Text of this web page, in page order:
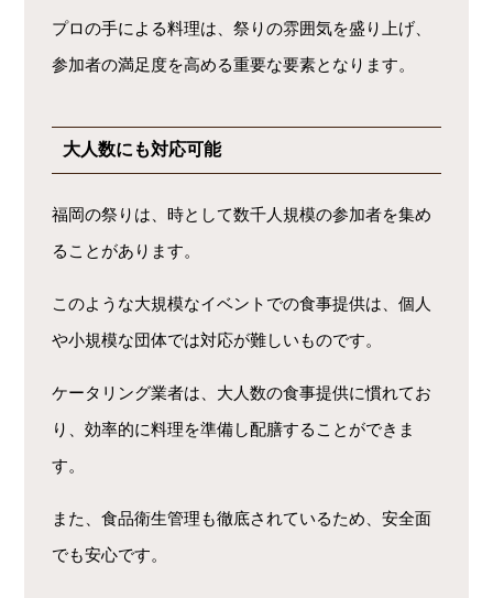
プロの手による料理は、祭りの雰囲気を盛り上げ、
参加者の満足度を高める重要な要素となります。
大人数にも対応可能
福岡の祭りは、時として数千人規模の参加者を集め
ることがあります。
このような大規模なイベントでの食事提供は、個人
や小規模な団体では対応が難しいものです。
ケータリング業者は、大人数の食事提供に慣れてお
り、効率的に料理を準備し配膳することができま
す。
また、食品衛生管理も徹底されているため、安全面
でも安心です。